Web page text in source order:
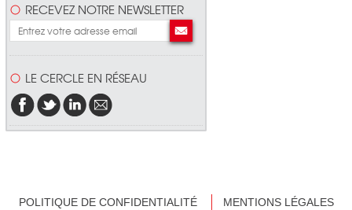
RECEVEZ NOTRE NEWSLETTER
LE CERCLE EN RÉSEAU
POLITIQUE DE CONFIDENTIALITÉ
MENTIONS LÉGALES